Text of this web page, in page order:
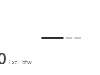
Excl. btw